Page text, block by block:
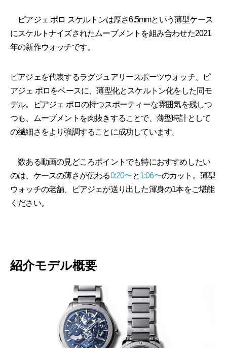
ピアジェ ポロ スケルトンは厚さ6.5mmという薄型ケース
にスケルトナイズされたムーブメントを組み合わせた2021
年の新作ウォッチです。
ピアジェを代表するラグジュアリースポーツウォッチ、ピ
アジェ ポロをベースに、薄型化とスケルトン化をした同モ
デル。ピアジェ ポロの持つスポーティーな雰囲気を残しつ
つも、ムーブメントを肉抜きすることで、薄型時計として
の繊細さをより強調することに成功しています。
数ある動画の見どころポイントでも特におすすめしたい
のは、ケースの薄さが伝わる0:20〜と1:06〜のカット。薄型
ウォッチの老舗、ピアジェが送り出した渾身の1本をご堪能
ください。
紹介モデル概要